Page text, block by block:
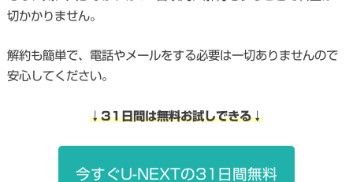
切かかりません。
解約も簡単で、電話やメールをする必要は一切ありませんので
安心してください。
↓31日間は無料お試しできる↓
今すぐU-NEXTの31日間無料